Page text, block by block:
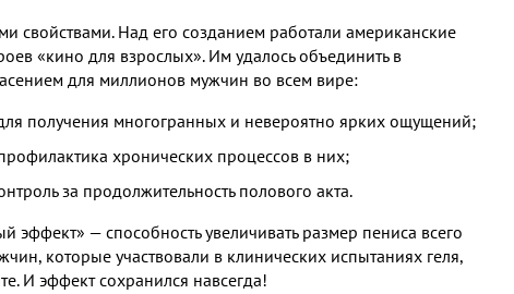
свойствами. Над его созданием работали американские
«кино для взрослых». Им удалось объединить в
для миллионов мужчин во всем вире:
получения многогранных и невероятно ярких ощущений;
хронических процессов в них;
за продолжительность полового акта.
— способность увеличивать размер пениса всего
которые участвовали в клинических испытаниях геля,
И эффект сохранился навсегда!